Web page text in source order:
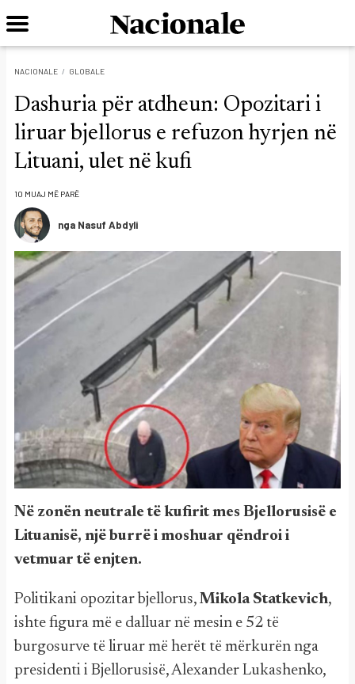
NACIONALE GLOBALE
Dashuria për atdheun: Opozitari i
liruar bjellorus e refuzon hyrjen në
Lituani, ulet në kufi
10 MUAJ MË PARË
nga Nasuf Abdyli
Në zonën neutrale të kufirit mes Bjellorusisë e
Lituanisë, një burrë i moshuar qëndroi i
vetmuar të enjten.
Politikani opozitar bjellorus, Mikola Statkevich,
ishte figura më e dalluar në mesin e 52 të
burgosurve të liruar më herët të mërkurën nga
presidenti i Bjellorusisë, Alexander Lukashenko,